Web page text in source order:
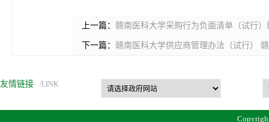
上一篇： 赣南医科大学采购行为负面清单（试行）
下一篇： 赣南医科大学供应商管理办法（试行）
友情链接 /LINK